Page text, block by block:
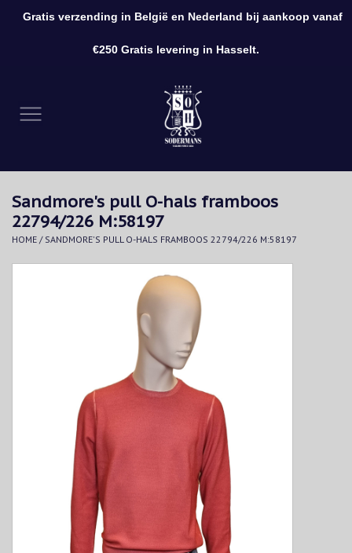
Kleding
Accessoires
Sandmore's pull O-hals framboos
22794/226 M:58197
HOME / SANDMORE'S PULL O-HALS FRAMBOOS 22794/226 M:58197
Gratis verzending in België en Nederland bij aankoop vanaf
€250 Gratis levering in Hasselt.